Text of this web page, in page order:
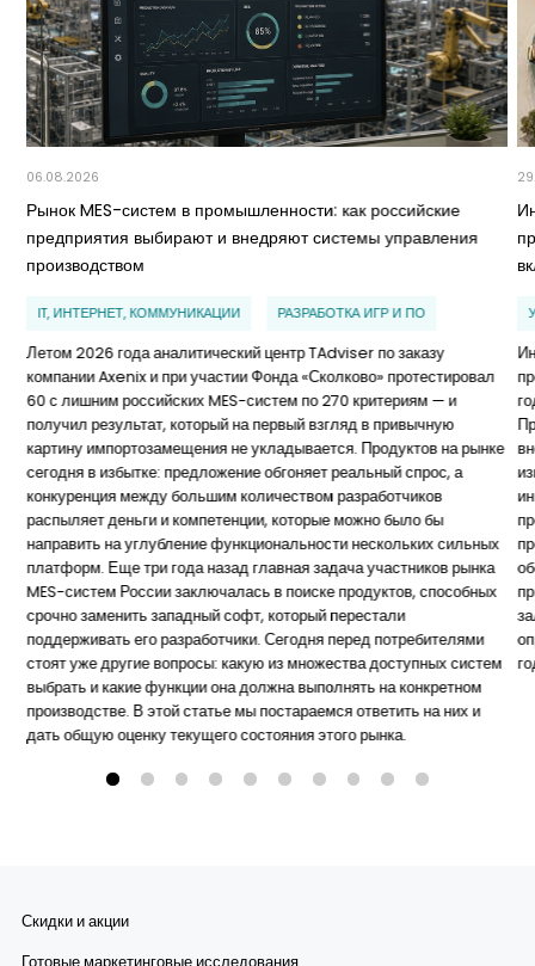
06.08.2026
Рынок MES-систем в промышленности: как российские
предприятия выбирают и внедряют системы управления
производством
IT, ИНТЕРНЕТ, КОММУНИКАЦИИ РАЗРАБОТКА ИГР И ПО
Летом 2026 года аналитический центр TAdviser по заказу
компании Axenix и при участии Фонда «Сколково» протестировал
60 с лишним российских MES-систем по 270 критериям — и
получил результат, который на первый взгляд в привычную
картину импортозамещения не укладывается. Продуктов на рынке
сегодня в избытке: предложение обгоняет реальный спрос, а
конкуренция между большим количеством разработчиков
распыляет деньги и компетенции, которые можно было бы
направить на углубление функциональности нескольких сильных
платформ. Еще три года назад главная задача участников рынка
MES-систем России заключалась в поиске продуктов, способных
срочно заменить западный софт, который перестали
поддерживать его разработчики. Сегодня перед потребителями
стоят уже другие вопросы: какую из множества доступных систем
выбрать и какие функции она должна выполнять на конкретном
производстве. В этой статье мы постараемся ответить на них и
дать общую оценку текущего состояния этого рынка.
Скидки и акции